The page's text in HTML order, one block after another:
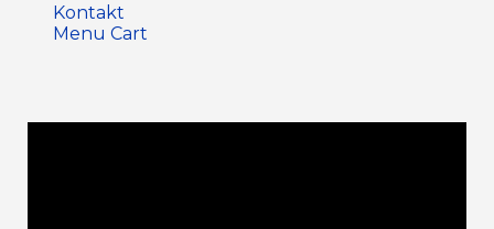
Kontakt
Menu Cart